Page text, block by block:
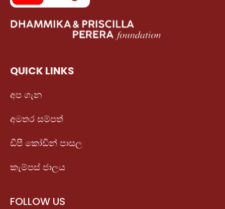
QUICK LINKS
අප ගැන
අමතර සම්පත්
ඩීපී කෝඩින් පාසල
කැම්පස් ජාලය
FOLLOW US